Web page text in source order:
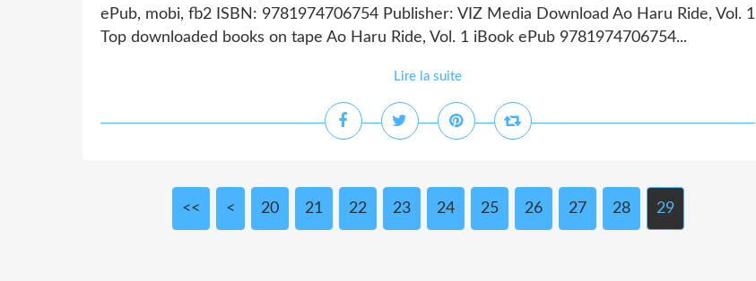
ePub, mobi, fb2 ISBN: 9781974706754 Publisher: VIZ Media Download Ao Haru Ride, Vol. 1
Top downloaded books on tape Ao Haru Ride, Vol. 1 iBook ePub 9781974706754...
Lire la suite
<< < 10
20 21 22 23 24 25 26 27 28 29